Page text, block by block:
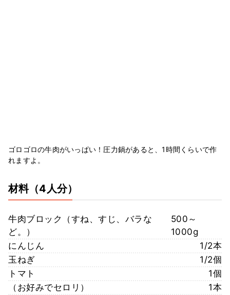
ゴロゴロの牛肉がいっぱい！圧力鍋があると、1時間くらいで作
れますよ。
材料（4人分）
牛肉ブロック（すね、すじ、バラな
ど。）
500～
1000g
にんじん
1/2本
玉ねぎ
1/2個
トマト
1個
（お好みでセロリ）
1本